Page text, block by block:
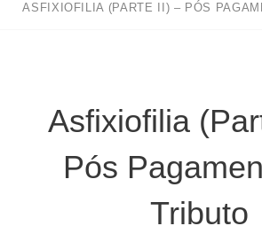
ASFIXIOFILIA (PARTE II) – PÓS
Asfixiofilia
Pós
Tributo